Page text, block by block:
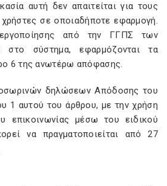
αυτή δεν απαιτείται για τους
σε οποιαδήποτε εφαρμογή.
από την ΓΓΠΣ των
στο σύστημα, εφαρμόζονται τα
6 της ανωτέρω απόφασης.
δηλώσεων Απόδοσης του
1 αυτού του άρθρου, με την χρήση
επικοινωνίας μέσω του ειδικού
να πραγματοποιείται από 27